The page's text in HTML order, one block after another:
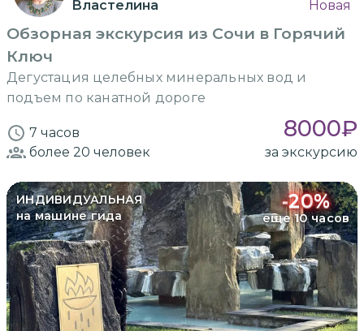
Властелина Новая
Обзорная экскурсия из Сочи в Горячий
Ключ
Дегустация целебных минеральных вод и
подъем по канатной дороге
7 часов 8000₽
более 20 человек за экскурсию
ИНДИВИДУАЛЬНАЯ
на машине гида
-20%
еще 10 часов